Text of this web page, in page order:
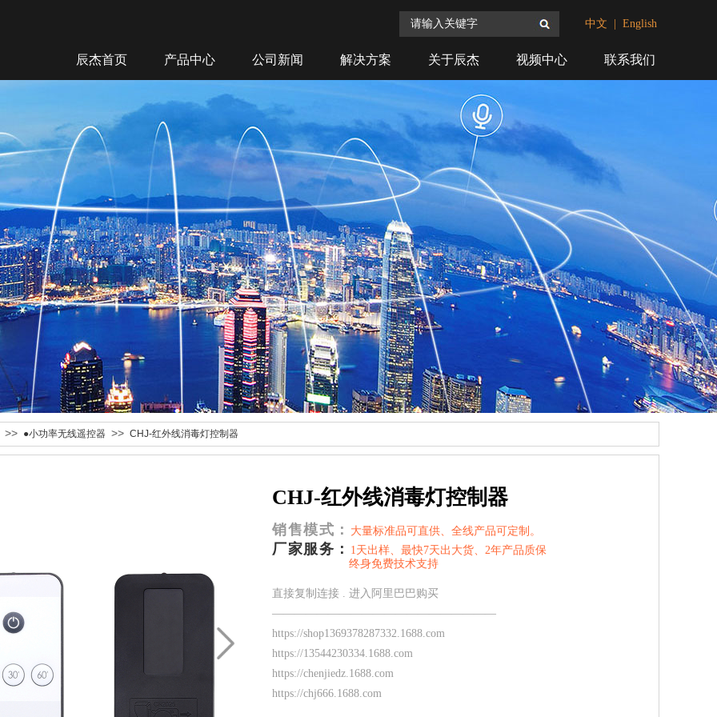
>> ●小功率无线遥控器 >> CHJ-红外线消毒灯控制器
CHJ-红外线消毒灯控制器
销售模式： 大量标准品可直供、全线产品可定制。
厂家服务：
1天出样、最快7天出大货、2年产品质保
终身免费技术支持
直接复制连接 . 进入阿里巴巴购买
————————————————————
https://shop1369378287332.1688.com
https://13544230334.1688.com
https://chenjiedz.1688.com
https://chj666.1688.com
中文 English
辰杰首页 产品中心 公司新闻 解决方案 关于辰杰 视频中心 联系我们
搜索